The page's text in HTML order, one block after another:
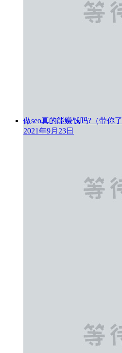
做seo真的能赚钱吗?（带你
2021年9月23日